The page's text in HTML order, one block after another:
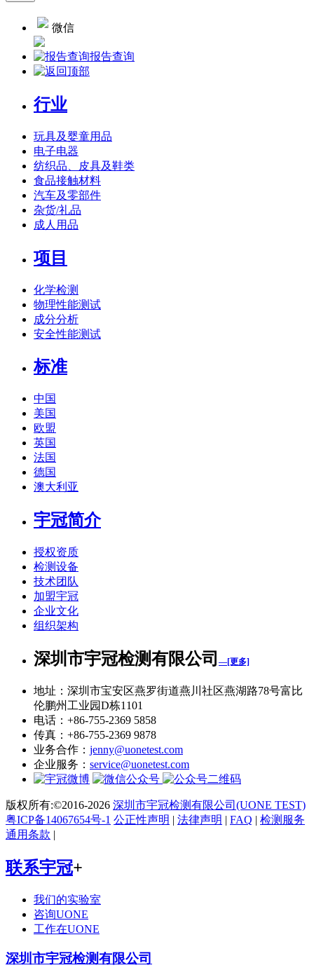
微信
报告查询
行业
玩具及婴童用品
电子电器
纺织品、皮具及鞋类
食品接触材料
汽车及零部件
杂货/礼品
成人用品
项目
化学检测
物理性能测试
成分分析
安全性能测试
标准
中国
美国
欧盟
英国
法国
德国
澳大利亚
宇冠简介
授权资质
检测设备
技术团队
加盟宇冠
企业文化
组织架构
深圳市宇冠检测有限公司 —[更多]
地址：深圳市宝安区燕罗街道燕川社区燕湖路78号富比
伦鹏州工业园D栋1101
电话：+86-755-2369 5858
传真：+86-755-2369 9878
业务合作： jenny@uonetest.com
企业服务： service@uonetest.com
版权所有:©2016-2026 深圳市宇冠检测有限公司(UONE TEST)
粤ICP备14067654号-1 公正性声明 | 法律声明 | FAQ | 检测服务
通用条款 |
联系宇冠+
我们的实验室
咨询UONE
工作在UONE
深圳市宇冠检测有限公司